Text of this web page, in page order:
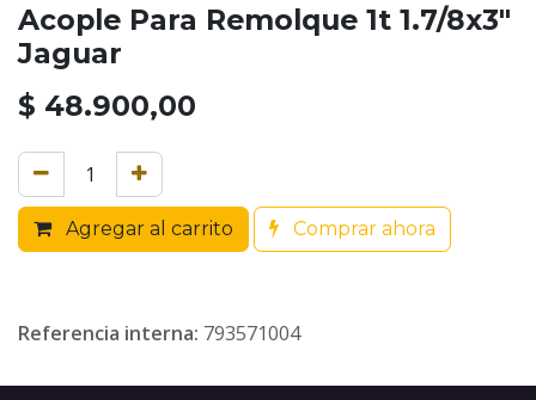
Acople Para Remolque 1t 1.7/8x3"
Jaguar
$ 48.900,00
Agregar al carrito Comprar ahora
Referencia interna: 793571004